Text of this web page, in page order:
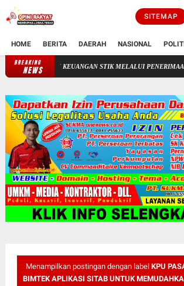
SITEMAP
HOME BERITA DAERAH NASIONAL
BREAKING
NEWSKEUANGAN STIK MELALUI PENERIMAAN
Menampilkan postingan dengan label KPU
BIMTEK APLIKASI SITAB UNTUK